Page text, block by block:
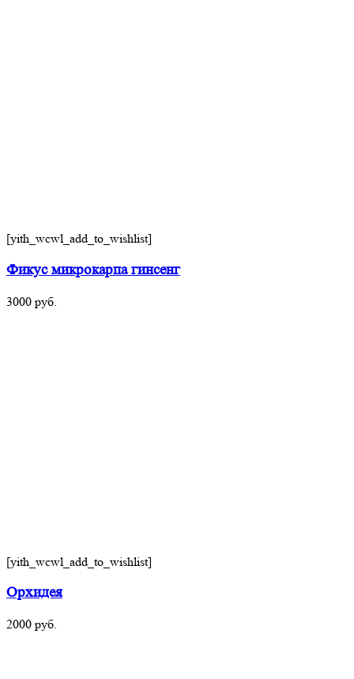
[yith_wcwl_add_to_wishlist]
Фикус микрокарпа гинсенг
3000 руб.
[yith_wcwl_add_to_wishlist]
Орхидея
2000 руб.